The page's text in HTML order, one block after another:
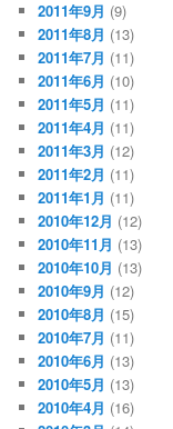
2011年9月 (9)
2011年8月 (13)
2011年7月 (11)
2011年6月 (10)
2011年5月 (11)
2011年4月 (11)
2011年3月 (12)
2011年2月 (11)
2011年1月 (11)
2010年12月 (12)
2010年11月 (13)
2010年10月 (13)
2010年9月 (12)
2010年8月 (15)
2010年7月 (11)
2010年6月 (13)
2010年5月 (13)
2010年4月 (16)